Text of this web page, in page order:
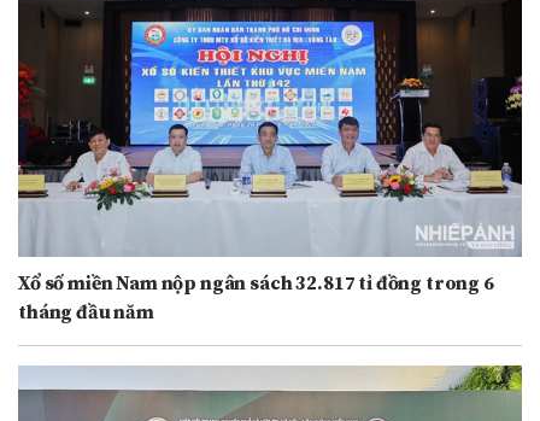
Xổ số miền Nam nộp ngân sách 32.817 tỉ đồng trong 6
tháng đầu năm